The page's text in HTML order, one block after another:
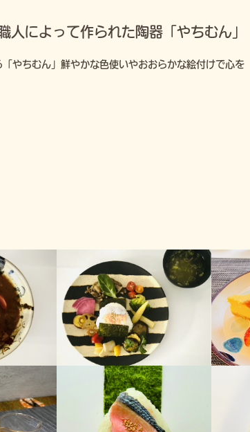
人によって作られた陶器「やちむん」
やちむん」鮮やかな色使いやおおらかな絵付けで心を